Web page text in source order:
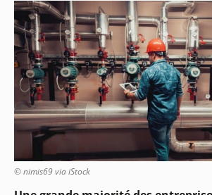
© nimis69 via iStock